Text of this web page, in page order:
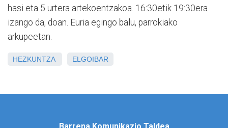
hasi eta 5 urtera artekoentzakoa. 16:30etik 19:30era
izango da, doan. Euria egingo balu, parrokiako
arkupeetan.
HEZKUNTZA ELGOIBAR